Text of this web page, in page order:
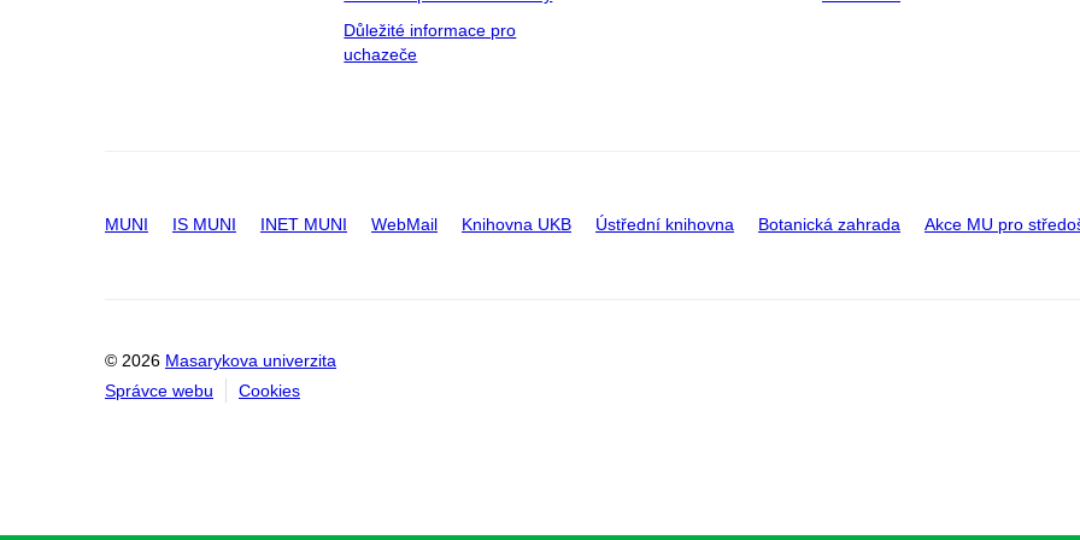
Důležité informace pro
uchazeče
MUNI IS MUNI INET MUNI WebMail Knihovna UKB Ústřední knihovna Botanická zahrada Akce MU pro
© 2026 Masarykova univerzita
Správce webu
Cookies